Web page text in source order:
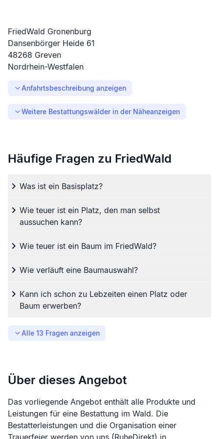
FriedWald Gronenburg
Dansenbörger Heide 61
48268 Greven
Nordrhein-Westfalen
Anfahrtsbeschreibung anzeigen
Weitere Bestattungswälder in der Näheanzeigen
Häufige Fragen zu FriedWald
Was ist ein Basisplatz?
Wie teuer ist ein Platz, den man selbst
aussuchen kann?
Wie teuer ist ein Baum im FriedWald?
Wie verläuft eine Baumauswahl?
Kann ich schon zu Lebzeiten einen Platz oder
Baum erwerben?
Alle 13 Fragen anzeigen
Über dieses Angebot
Das vorliegende Angebot enthält alle Produkte und
Leistungen für eine Bestattung im Wald. Die
Bestatterleistungen und die Organisation einer